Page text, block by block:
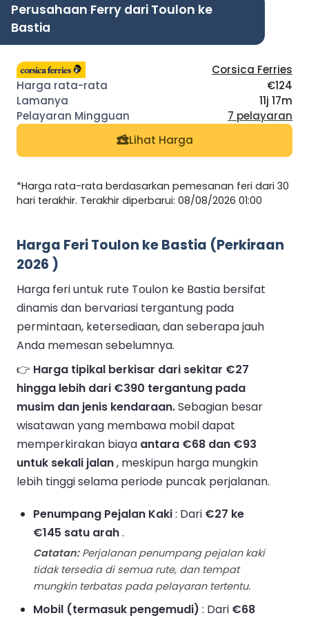
Perusahaan Ferry dari Toulon ke
Bastia
Corsica Ferries
€124
11j 17m
7 pelayaran
Lihat Harga
*Harga rata-rata berdasarkan pemesanan feri dari 30
hari terakhir. Terakhir diperbarui: 08/08/2026 01:00
Harga Feri Toulon ke Bastia (Perkiraan
2026 )
Harga feri untuk rute Toulon ke Bastia bersifat
dinamis dan bervariasi tergantung pada
permintaan, ketersediaan, dan seberapa jauh
Anda memesan sebelumnya.
👉 Harga tipikal berkisar dari sekitar €27
hingga lebih dari €390 tergantung pada
musim dan jenis kendaraan.Sebagian besar
wisatawan yang membawa mobil dapat
memperkirakan biaya antara €68 dan €93
untuk sekali jalan, meskipun harga mungkin
lebih tinggi selama periode puncak perjalanan.
Penumpang Pejalan Kaki: Dari €27 ke
€145 satu arah.
Catatan:Perjalanan penumpang pejalan kaki
tidak tersedia di semua rute, dan tempat
mungkin terbatas pada pelayaran tertentu.
Mobil (termasuk pengemudi) : Dari €68